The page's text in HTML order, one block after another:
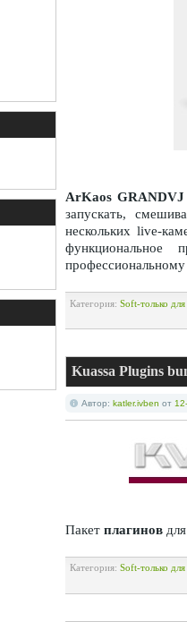
ArKaos GRANDVJ
запускать,
нескольких live-
функциональное
Категория: Soft-только
Kuassa Plugins
Автор: katler.ivben от
Пакет плагинов
Категория: Soft-только